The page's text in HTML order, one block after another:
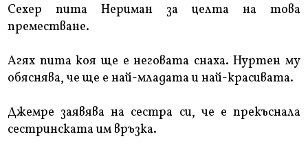
Сехер пита Нериман за целта на това
преместване.
Агях пита коя ще е неговата снаха. Нуртен му
обяснява, че ще е най-младата и най-красивата.
Джемре заявява на сестра си, че е прекъснала
сестринската им връзка.